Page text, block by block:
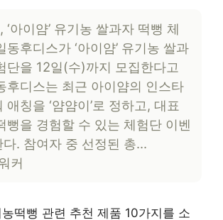
‘아이얌’ 유기농 쌀과자 떡뻥 체
동후디스가 ‘아이얌’ 유기농 쌀과
단을 12일(수)까지 모집한다고
후디스는 최근 아이얌의 인스타
애칭을 ‘얌얌이’로 정하고, 대표
뻥을 경험할 수 있는 체험단 이벤
다. 참여자 중 선정된 총…
커
떡뻥 관련 추천 제품 10가지를 소